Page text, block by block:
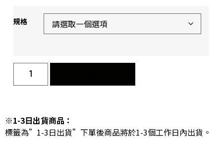
規格
※1-3日出貨商品：
標籤為”1-3日出貨”下單後商品將於1-3個工作日內出貨。